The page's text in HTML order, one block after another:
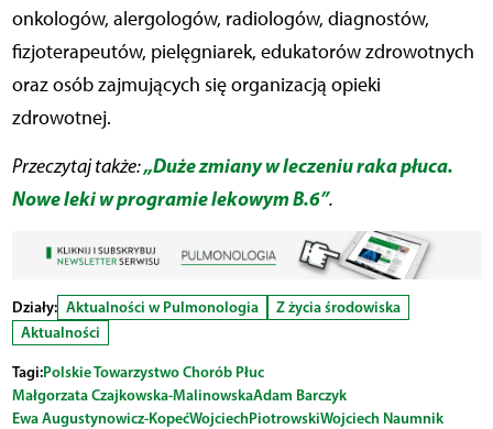
onkologów, alergologów, radiologów, diagnostów,
fizjoterapeutów, pielęgniarek, edukatorów zdrowotnych
oraz osób zajmujących się organizacją opieki
zdrowotnej.
Przeczytaj także:„Duże zmiany w leczeniu raka płuca.
Nowe leki w programie lekowym B.6”.
Działy: Aktualności w Pulmonologia
Z życia środowiska
Aktualności
Tagi:Polskie Towarzystwo Chorób Płuc
Małgorzata Czajkowska-MalinowskaAdam Barczyk
Ewa Augustynowicz-KopećWojciechPiotrowskiWojciech Naumnik